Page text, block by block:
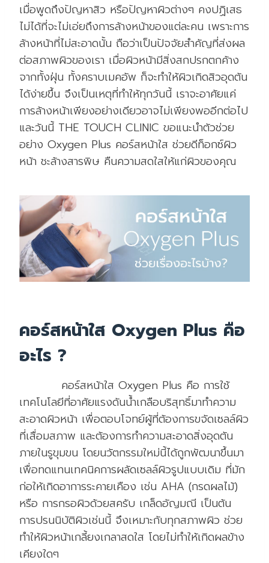
เมื่อพูดถึงปัญหาสิว หรือปัญหาผิวต่างๆ คงปฏิเสธ
ไม่ได้ที่จะไม่เอ่ยถึงการล้างหน้าของแต่ละคน เพราะการ
ล้างหน้าที่ไม่สะอาดนั้น ถือว่าเป็นปัจจัยสำคัญที่ส่งผล
ต่อสภาพผิวของเรา เมื่อผิวหน้ามีสิ่งสกปรกตกค้าง
จากทั้งฝุ่น ทั้งคราบเมคอัพ ก็จะทำให้ผิวเกิดสิวอุดตัน
ได้ง่ายขึ้น จึงเป็นเหตุที่ทำให้ทุกวันนี้ เราจะอาศัยแค่
การล้างหน้าเพียงอย่างเดียวอาจไม่เพียงพออีกต่อไป
และวันนี้ THE TOUCH CLINIC ขอแนะนำตัวช่วย
อย่าง Oxygen Plus คอร์สหน้าใส ช่วยดีท็อกซ์ผิว
หน้า ชะล้างสารพิษ คืนความสดใสให้แก่ผิวของคุณ
คอร์สหน้าใส Oxygen Plus คือ
อะไร ?
คอร์สหน้าใส Oxygen Plus คือ การใช้
เทคโนโลยีที่อาศัยแรงดันน้ำเกลือบริสุทธิ์มาทำความ
สะอาดผิวหน้า เพื่อตอบโจทย์ผู้ที่ต้องการขจัดเซลล์ผิว
ที่เสื่อมสภาพ และต้องการทำความสะอาดสิ่งอุดตัน
ภายในรูขุมขน โดยนวัตกรรมใหม่นี้ได้ถูกพัฒนาขึ้นมา
เพื่อทดแทนเทคนิคการผลัดเซลล์ผิวรูปแบบเดิม ที่มัก
ก่อให้เกิดอาการระคายเคือง เช่น AHA (กรดผลไม้)
หรือ การกรอผิวด้วยสครับ เกล็ดอัญมณี เป็นต้น
การปรนนิบัติผิวเช่นนี้ จึงเหมาะกับทุกสภาพผิว ช่วย
ทำให้ผิวหน้าเกลี้ยงเกลาสดใส โดยไม่ทำให้เกิดผลข้าง
เคียงใดๆ